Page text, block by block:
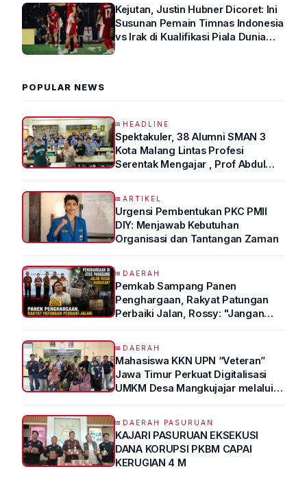
Kejutan, Justin Hubner Dicoret: Ini
Susunan Pemain Timnas Indonesia
vs Irak di Kualifikasi Piala Dunia
POPULAR NEWS
HEADLINE
Spektakuler, 38 Alumni SMAN 3
Kota Malang Lintas Profesi
Serentak Mengajar , Prof Abdul
ARTIKEL
Urgensi Pembentukan PKC PMII
DIY: Menjawab Kebutuhan
Organisasi dan Tantangan Zaman
DAERAH
Pemkab Sampang Panen
Penghargaan, Rakyat Patungan
Perbaiki Jalan, Rossy: "Jangan
DAERAH
Mahasiswa KKN UPN “Veteran”
Jawa Timur Perkuat Digitalisasi
UMKM Desa Mangkujajar melalui
DAERAH PASURUAN
KAJARI PASURUAN EKSEKUSI
DANA KORUPSI PKBM CAPAI
KERUGIAN 4 M